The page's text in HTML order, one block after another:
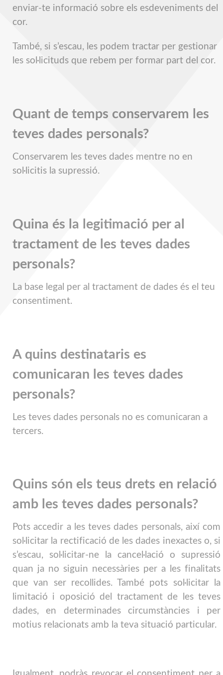
enviar-te informació sobre els esdeveniments del
cor.
També, si s’escau, les podem tractar per gestionar
les sol·licituds que rebem per formar part del cor.
Quant de temps conservarem les
teves dades personals?
Conservarem les teves dades mentre no en
sol·licitis la supressió.
Quina és la legitimació per al
tractament de les teves dades
personals?
La base legal per al tractament de dades és el teu
consentiment.
A quins destinataris es
comunicaran les teves dades
personals?
Les teves dades personals no es comunicaran a
tercers.
Quins són els teus drets en relació
amb les teves dades personals?
Pots accedir a les teves dades personals, així com
sol·licitar la rectificació de les dades inexactes o, si
s’escau, sol·licitar-ne la cancel·lació o supressió
quan ja no siguin necessàries per a les finalitats
que van ser recollides. També pots sol·licitar la
limitació i oposició del tractament de les teves
dades, en determinades circumstàncies i per
motius relacionats amb la teva situació particular.